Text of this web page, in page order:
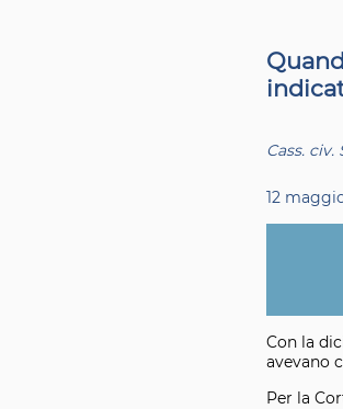
Cass. civ.
12
Con la
avevano
Per la